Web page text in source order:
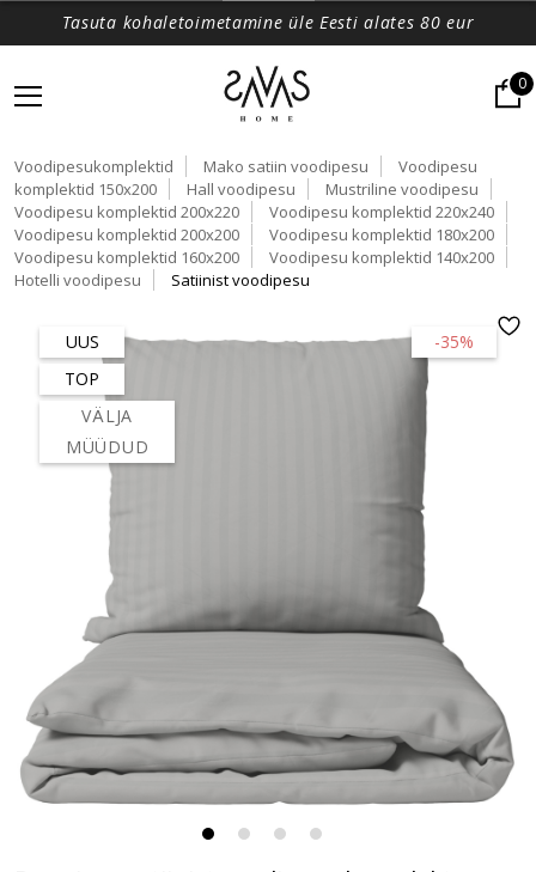
Tasuta kohaletoimetamine üle Eesti alates 80 eur
0
Voodipesukomplektid Mako satiin voodipesu
Voodipesu
komplektid 150x200
Hall voodipesu
Mustriline voodipesu
Voodipesu komplektid 200x220
Voodipesu komplektid 220x240
Voodipesu komplektid 200x200
Voodipesu komplektid 180x200
Voodipesu komplektid 160x200
Voodipesu komplektid 140x200
Hotelli voodipesu
Satiinist voodipesu
-35%
UUS
TOP
VÄLJA
MÜÜDUD